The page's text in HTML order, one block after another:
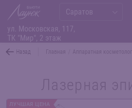
ул. Московская, 117,
ТК "Мир", 2 этаж
Саратов
Назад Главная Аппаратная
Лазерная
ЛУЧШАЯ ЦЕНА